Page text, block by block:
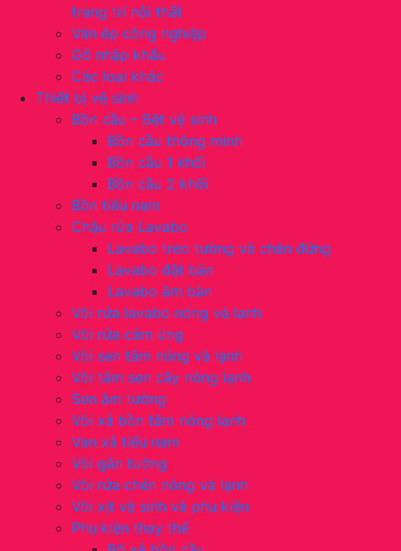
trang trí nội thất
Ván ép công nghiệp
Gỗ nhập khẩu
Các loại khác
Thiết bị vệ sinh
Bồn cầu – Bệt vệ sinh
Bồn cầu thông minh
Bồn cầu 1 khối
Bồn cầu 2 khối
Bồn tiểu nam
Chậu rửa Lavabo
Lavabo treo tường và chân đứng
Lavabo đặt bàn
Lavabo âm bàn
Vòi rửa lavabo nóng và lạnh
Vòi rửa cảm ứng
Vòi sen tắm nóng và lạnh
Vòi tắm sen cây nóng lạnh
Sen âm tường
Vòi xả bồn tắm nóng lạnh
Van xả tiểu nam
Vòi gắn tường
Vòi rửa chén nóng và lạnh
Vòi xịt vệ sinh và phụ kiện
Phụ kiện thay thế